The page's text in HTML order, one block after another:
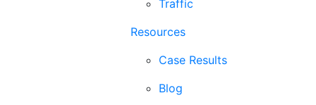
Traffic
Resources
Case Results
Blog